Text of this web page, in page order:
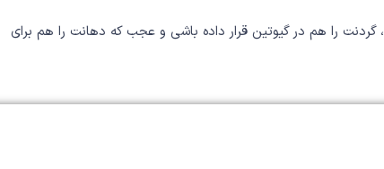
را هم در گیوتین قرار داده باشی و عجب که دهانت را هم برای